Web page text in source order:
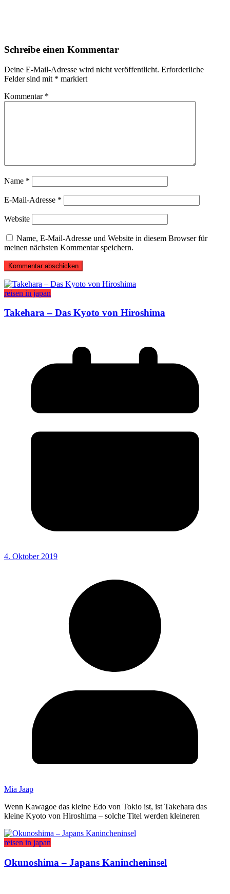
Schreibe einen Kommentar
Deine E-Mail-Adresse wird nicht veröffentlicht. Erforderliche
Felder sind mit * markiert
Kommentar *
Name *
E-Mail-Adresse *
Website
Name, E-Mail-Adresse und Website in diesem Browser für
meinen nächsten Kommentar speichern.
reisen in japan
Takehara – Das Kyoto von Hiroshima
4. Oktober 2019
Mia Jaap
Wenn Kawagoe das kleine Edo von Tokio ist, ist Takehara das
kleine Kyoto von Hiroshima – solche Titel werden kleineren
reisen in japan
Okunoshima – Japans Kanincheninsel